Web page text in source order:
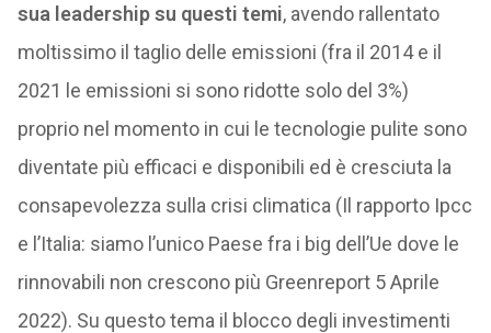
sua leadership su questi temi, avendo rallentato
moltissimo il taglio delle emissioni (fra il 2014 e il
2021 le emissioni si sono ridotte solo del 3%)
proprio nel momento in cui le tecnologie pulite sono
diventate più efficaci e disponibili ed è cresciuta la
consapevolezza sulla crisi climatica (Il rapporto Ipcc
e l’Italia: siamo l’unico Paese fra i big dell’Ue dove le
rinnovabili non crescono più Greenreport 5 Aprile
2022). Su questo tema il blocco degli investimenti